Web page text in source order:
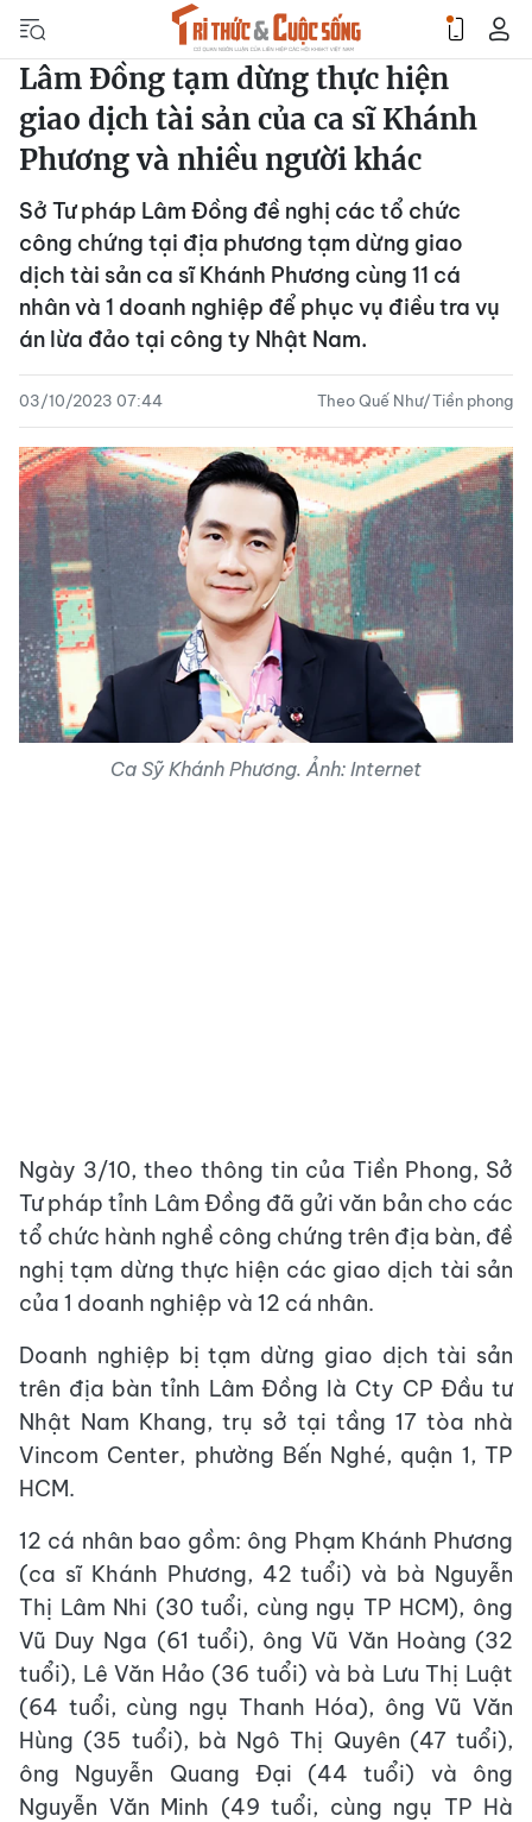
Lâm Đồng tạm dừng thực hiện
giao dịch tài sản của ca sĩ Khánh
Phương và nhiều người khác
Sở Tư pháp Lâm Đồng đề nghị các tổ chức
công chứng tại địa phương tạm dừng giao
dịch tài sản ca sĩ Khánh Phương cùng 11 cá
nhân và 1 doanh nghiệp để phục vụ điều tra vụ
án lừa đảo tại công ty Nhật Nam.
03/10/2023 07:44 Theo Quế Như/Tiền phong
Ca Sỹ Khánh Phương. Ảnh: Internet
Ngày 3/10, theo thông tin của Tiền Phong, Sở
Tư pháp tỉnh Lâm Đồng đã gửi văn bản cho các
tổ chức hành nghề công chứng trên địa bàn, đề
nghị tạm dừng thực hiện các giao dịch tài sản
của 1 doanh nghiệp và 12 cá nhân.
Doanh nghiệp bị tạm dừng giao dịch tài sản
trên địa bàn tỉnh Lâm Đồng là Cty CP Đầu tư
Nhật Nam Khang, trụ sở tại tầng 17 tòa nhà
Vincom Center, phường Bến Nghé, quận 1, TP
HCM.
12 cá nhân bao gồm: ông Phạm Khánh Phương
(ca sĩ Khánh Phương, 42 tuổi) và bà Nguyễn
Thị Lâm Nhi (30 tuổi, cùng ngụ TP HCM), ông
Vũ Duy Nga (61 tuổi), ông Vũ Văn Hoàng (32
tuổi), Lê Văn Hảo (36 tuổi) và bà Lưu Thị Luật
(64 tuổi, cùng ngụ Thanh Hóa), ông Vũ Văn
Hùng (35 tuổi), bà Ngô Thị Quyên (47 tuổi),
ông Nguyễn Quang Đại (44 tuổi) và ông
Nguyễn Văn Minh (49 tuổi, cùng ngụ TP Hà